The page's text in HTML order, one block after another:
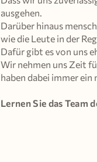
ausgehen.
Darüber hinaus
wie die Leute in der
Dafür gibt es von uns
Wir nehmen uns Zeit
haben dabei immer
Lernen Sie das Team